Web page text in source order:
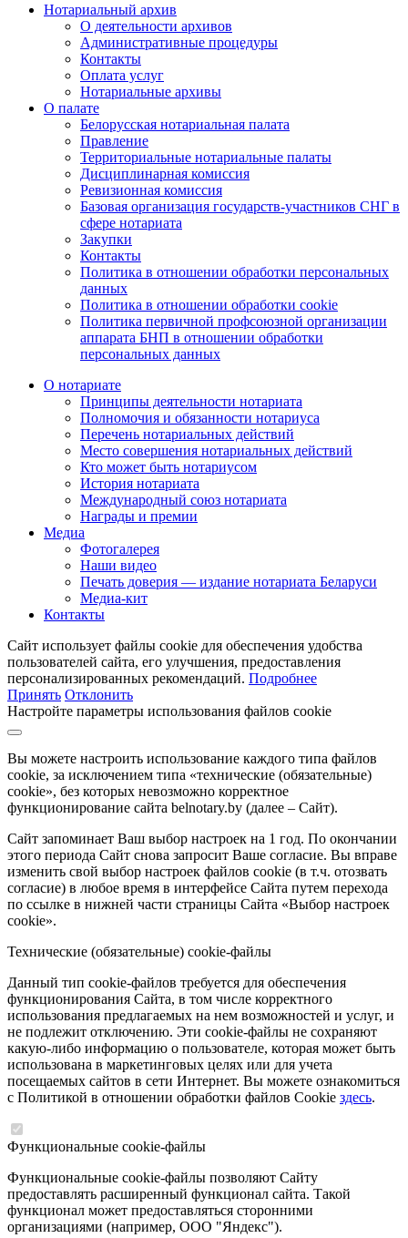
Нотариальный архив
О деятельности архивов
Административные процедуры
Контакты
Оплата услуг
Нотариальные архивы
О палате
Белорусская нотариальная палата
Правление
Территориальные нотариальные палаты
Дисциплинарная комиссия
Ревизионная комиссия
Базовая организация государств-участников СНГ в
сфере нотариата
Закупки
Контакты
Политика в отношении обработки персональных
данных
Политика в отношении обработки cookie
Политика первичной профсоюзной организации
аппарата БНП в отношении обработки
персональных данных
О нотариате
Принципы деятельности нотариата
Полномочия и обязанности нотариуса
Перечень нотариальных действий
Место совершения нотариальных действий
Кто может быть нотариусом
История нотариата
Международный союз нотариата
Награды и премии
Медиа
Фотогалерея
Наши видео
Печать доверия — издание нотариата Беларуси
Медиа-кит
Контакты
Сайт использует файлы cookie для обеспечения удобства
пользователей сайта, его улучшения, предоставления
персонализированных рекомендаций. Подробнее
Принять Отклонить
Настройте параметры использования файлов cookie
Вы можете настроить использование каждого типа файлов
cookie, за исключением типа «технические (обязательные)
cookie», без которых невозможно корректное
функционирование сайта belnotary.by (далее – Сайт).
Сайт запоминает Ваш выбор настроек на 1 год. По окончании
этого периода Сайт снова запросит Ваше согласие. Вы вправе
изменить свой выбор настроек файлов cookie (в т.ч. отозвать
согласие) в любое время в интерфейсе Сайта путем перехода
по ссылке в нижней части страницы Сайта «Выбор настроек
cookie».
Технические (обязательные) cookie-файлы
Данный тип cookie-файлов требуется для обеспечения
функционирования Сайта, в том числе корректного
использования предлагаемых на нем возможностей и услуг, и
не подлежит отключению. Эти cookie-файлы не сохраняют
какую-либо информацию о пользователе, которая может быть
использована в маркетинговых целях или для учета
посещаемых сайтов в сети Интернет. Вы можете ознакомиться
с Политикой в отношении обработки файлов Cookie здесь.
Функциональные cookie-файлы
Функциональные cookie-файлы позволяют Сайту
предоставлять расширенный функционал сайта. Такой
функционал может предоставляться сторонними
организациями (например, ООО "Яндекс").